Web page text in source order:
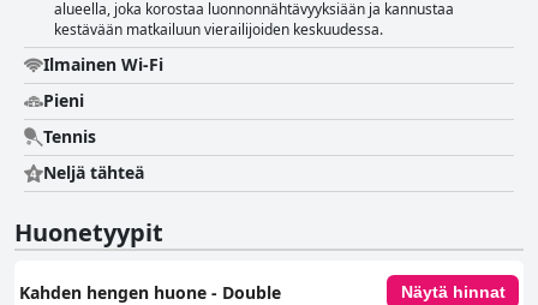
alueella, joka korostaa luonnonnähtävyyksiään ja kannustaa
kestävään matkailuun vierailijoiden keskuudessa.
Ilmainen Wi-Fi
Pieni
Tennis
Neljä tähteä
Huonetyypit
Kahden hengen huone - Double Näytä hinnat